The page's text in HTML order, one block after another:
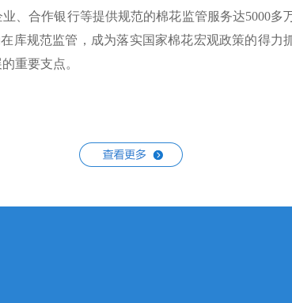
、合作银行等提供规范的棉花监管服务达5000多
库规范监管，成为落实国家棉花宏观政策的得力
重要支点。